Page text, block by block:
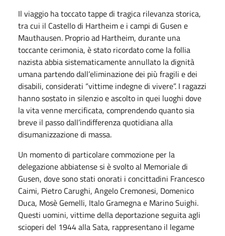
Il viaggio ha toccato tappe di tragica rilevanza storica,
tra cui il Castello di Hartheim e i campi di Gusen e
Mauthausen. Proprio ad Hartheim, durante una
toccante cerimonia, è stato ricordato come la follia
nazista abbia sistematicamente annullato la dignità
umana partendo dall’eliminazione dei più fragili e dei
disabili, considerati “vittime indegne di vivere”. I ragazzi
hanno sostato in silenzio e ascolto in quei luoghi dove
la vita venne mercificata, comprendendo quanto sia
breve il passo dall’indifferenza quotidiana alla
disumanizzazione di massa.
Un momento di particolare commozione per la
delegazione abbiatense si è svolto al Memoriale di
Gusen, dove sono stati onorati i concittadini Francesco
Caimi, Pietro Carughi, Angelo Cremonesi, Domenico
Duca, Mosè Gemelli, Italo Gramegna e Marino Suighi.
Questi uomini, vittime della deportazione seguita agli
scioperi del 1944 alla Sata, rappresentano il legame